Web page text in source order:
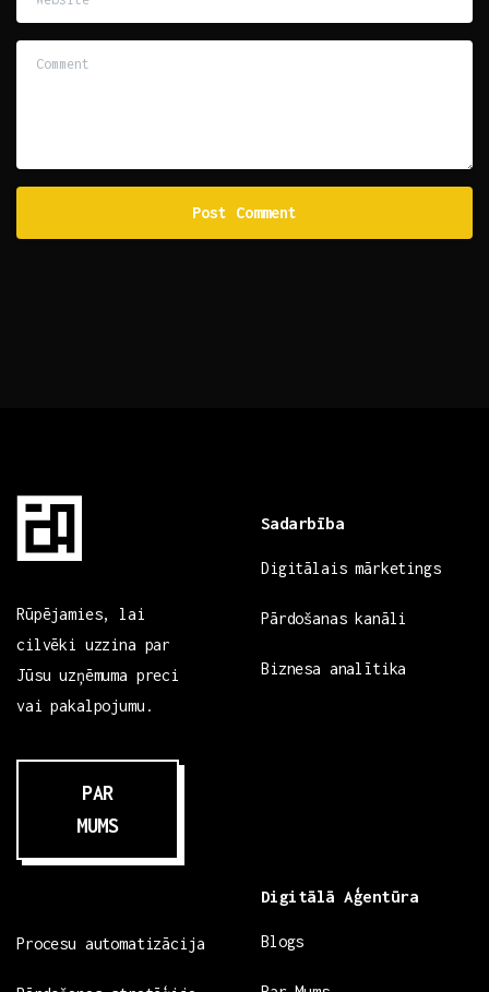
Rūpējamies, lai
cilvēki uzzina par
Jūsu uzņēmuma preci
vai pakalpojumu.
PAR
MUMS
Sadarbība
Digitālais mārketings
Pārdošanas kanāli
Biznesa analītika
Procesu automatizācija
Digitālā Aģentūra
Blogs